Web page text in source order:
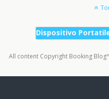
Dispositivo
All content Copyright Booking